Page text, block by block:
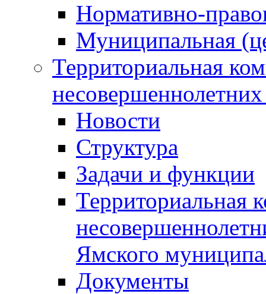
Нормативно-
Муниципальная
Территориальная
Новости
Структура
Задачи и функции
Территориальная
Ямского
Документы